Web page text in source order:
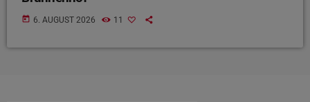
today 6. AUGUST 2026 11